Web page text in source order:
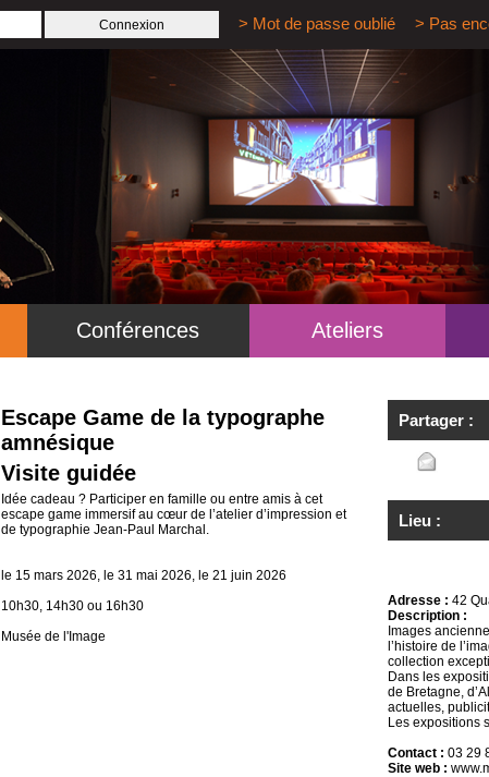
> Mot de passe oublié > Pas
Conférences Ateliers
Escape Game de la typographe
amnésique
Visite guidée
Idée cadeau ? Participer en famille ou entre amis à cet
escape game immersif au cœur de l’atelier d’impression et
de typographie Jean-Paul Marchal.
le 15 mars 2026, le 31 mai 2026, le 21 juin 2026
10h30, 14h30 ou 16h30
Musée de l'Image
Partager :
Lieu :
Adresse : 42
Description :
Images
l’histoire de
collection
Dans les
de Bretagne,
actuelles,
Les expositions
Contact : 03 29
Site web :